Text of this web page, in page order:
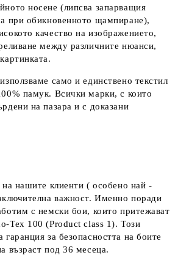
носене (липсва запарващия
при обикновенното щампиране),
качество на изображението,
между различните нюанси,
само и единствено текстил
памук. Всички марки, с които
на пазара и с доказани
на нашите клиенти ( особено най -
важност. Именно поради
с немски бои, които притежават
Tex 100 (Product class 1). Този
гаранция за безопасността на боите
възраст под 36 месеца.